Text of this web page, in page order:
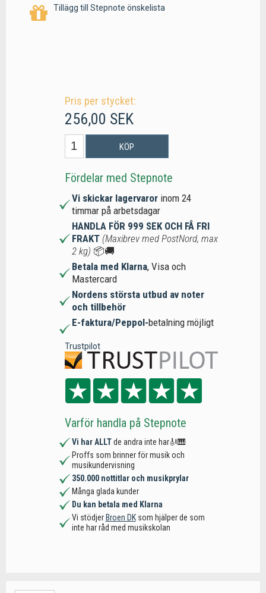
Tillägg till Stepnote önskelista
Pris per stycket:
256,00 SEK
KÖP
Fördelar med Stepnote
Vi skickar lagervaror inom 24
timmar på arbetsdagar
HANDLA FÖR 999 SEK OCH FÅ FRI
FRAKT (Maxibrev med PostNord, max
2 kg) 📦🚚
Betala med Klarna, Visa och
Mastercard
Nordens största utbud av noter
och tillbehör
E-faktura/Peppol-betalning möjligt
Trustpilot
Varför handla på Stepnote
Vi har ALLTde andra inte har🎻🎹
Proffs som brinner för musik och
musikundervisning
350.000 nottitlar och musikprylar
Många glada kunder
Du kan betala med Klarna
Vi stödjer Broen DKsom hjälper de som
inte har råd med musikskolan